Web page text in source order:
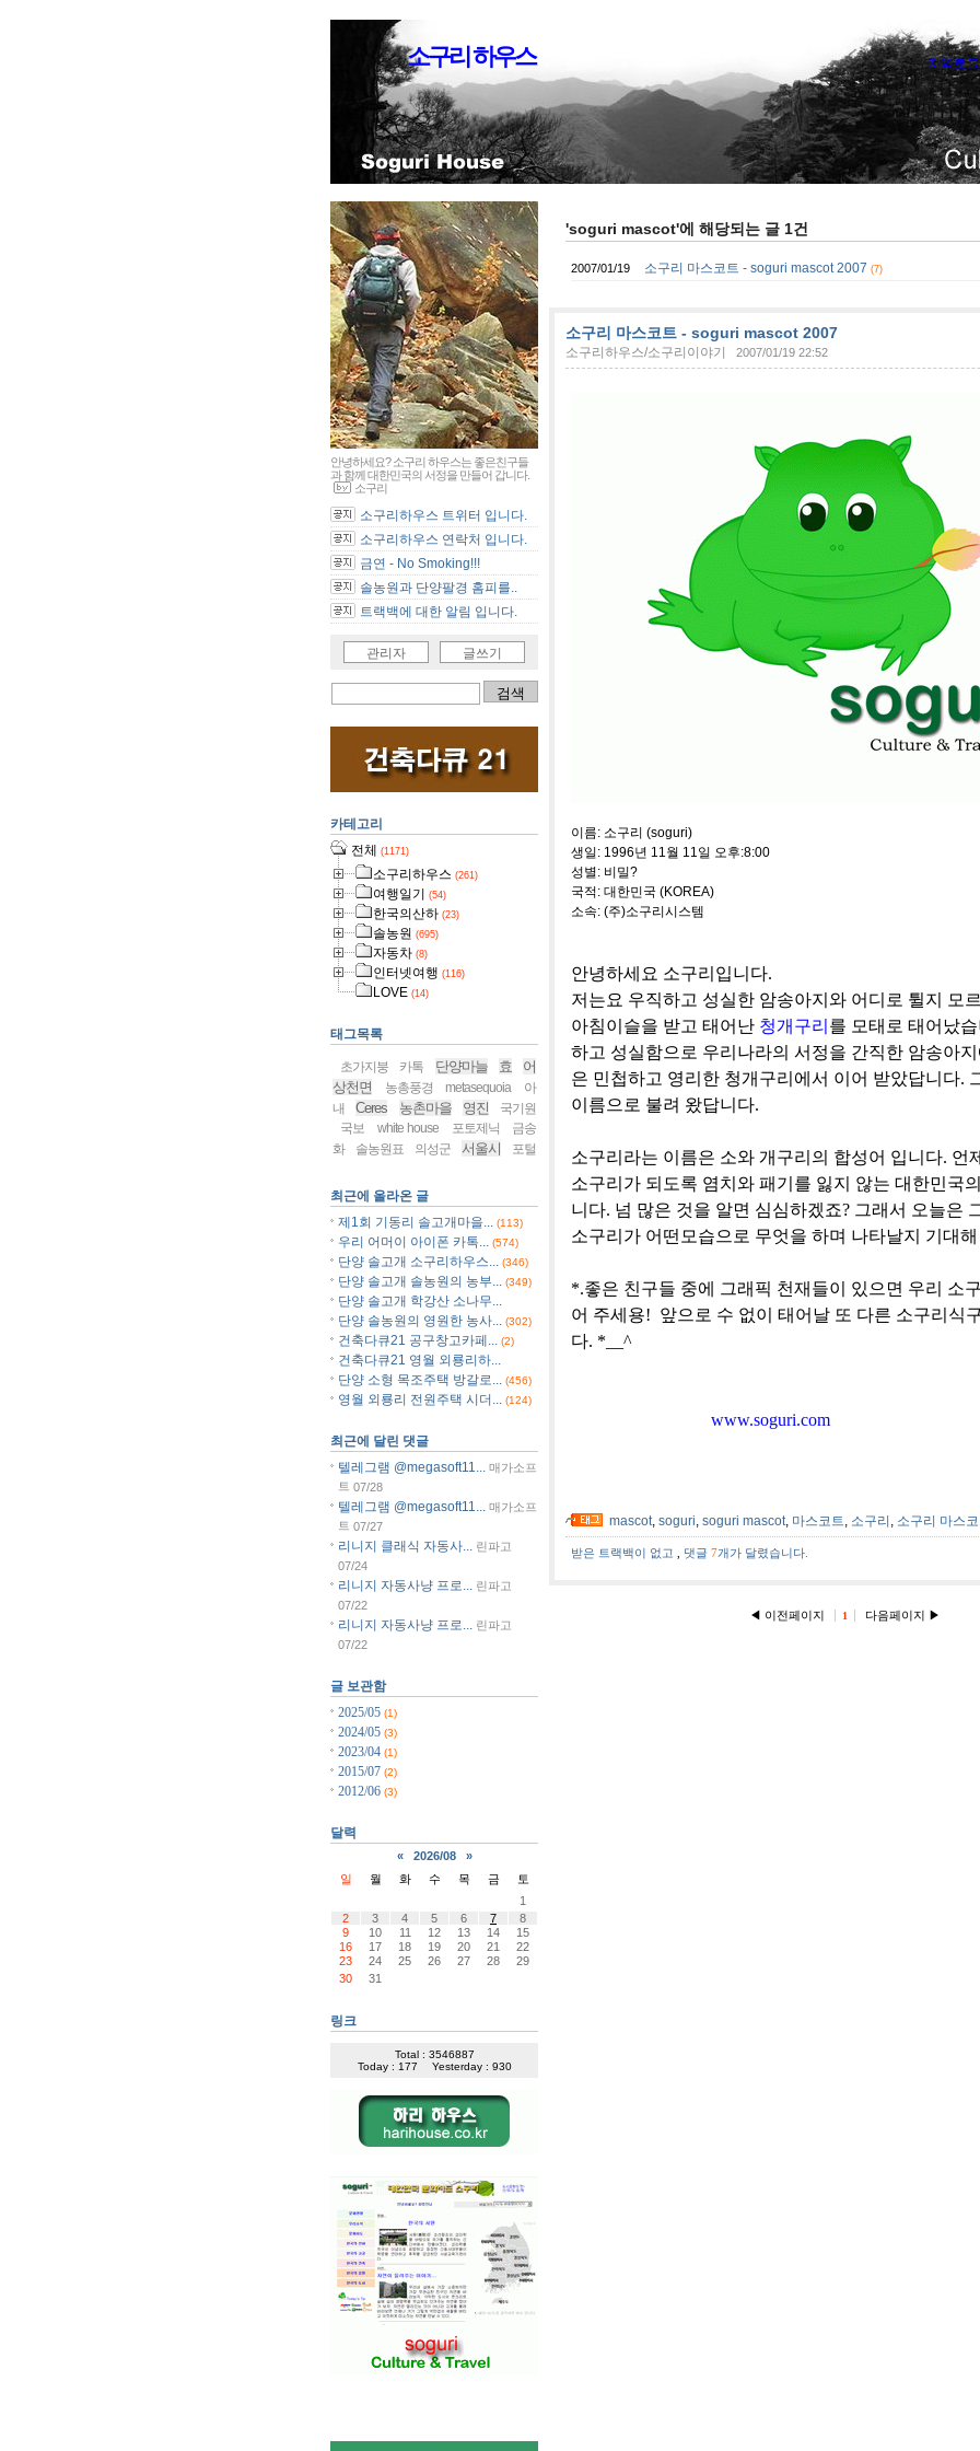
소구리 하우스 지역로그
'soguri mascot'에 해당되는 글 1건
2007/01/19 소구리 마스코트 - soguri mascot 2007 (7)
소구리 마스코트 - soguri mascot 2007
소구리하우스/소구리이야기 2007/01/19 22:52
이름: 소구리 (soguri)
생일: 1996년 11월 11일 오후:8:00
성별: 비밀?
국적: 대한민국 (KOREA)
소속: (주)소구리시스템
안녕하세요 소구리입니다.
저는요 우직하고 성실한 암송아지와 어디로 튈지
모
아침이슬을 받고 태어난 청개구리 를 모태로 태어났
하고 성실함으로 우리나라의 서정을 간직한 암송아
은 민첩하고 영리한 청개구리에서 이어 받았답니다.
이름으로 불려 왔답니다.
소구리라는 이름은 소와 개구리의 합성어 입니다. 언
소구리가 되도록 염치와 패기를 잃지 않는 대한민국
니다. 넘 많은 것을 알면 심심하겠죠? 그래서 오늘은
소구리가 어떤모습으로 무엇을 하며 나타날지 기대해
*.좋은 친구들 중에 그래픽 천재들이 있으면 우리 소
어 주세용! 앞으로 수 없이 태어날 또 다른 소구리식
다. *__^
www.soguri.com
mascot, soguri, soguri mascot, 마스코트, 소구리 , 소구리 마스
받은 트랙백이 없고 댓글 7개가 달렸습니다.
◀ 이전페이지 1 다음페이지 ▶
안녕하세요? 소구리 하우스는 좋은친구들
과 함께 대한민국의 서정을 만들어 갑니다.
소구리
소구리하우스 트위터 입니다.
소구리하우스 연락처 입니다.
금연 - No Smoking!!!
솔농원과 단양팔경 홈피를..
트랙백에 대한 알림 입니다.
관리자 글쓰기
카테고리
전체 (1171)
소구리하우스 (261)
여행일기 (54)
한국의산하 (23)
솔농원 (695)
자동차 (8)
인터넷여행 (116)
LOVE (14)
태그목록
초가지붕 카톡 단양마늘 효
어
상천면
농총풍경 metasequoia
아
내
Ceres 농촌마을 영진
국기원
국보
white house 포토제닉
금송
화
솔농원표 의성군 서울시 포털
최근에 올라온 글
제1회 기동리 솔고개마을...
(113)
우리 어머이 아이폰 카톡... (574)
단양 솔고개 소구리하우스... (346)
단양 솔고개 솔농원의 농부... (349)
단양 솔고개 학강산 소나무...
단양 솔농원의 영원한 농사...
(302)
건축다큐21 공구창고카페... (2)
건축다큐21 영월 외룡리하...
단양 소형 목조주택 방갈로...
(456)
영월 외룡리 전원주택 시더... (124)
최근에 달린 댓글
텔레그램 @megasoft11...
매가소프
트 07/28
텔레그램 @megasoft11... 매가소프
트 07/27
리니지 클래식 자동사...
린파고
07/24
리니지 자동사냥 프로...
린파고
07/22
리니지 자동사냥 프로...
린파고
07/22
글 보관함
2025/05 (1)
2024/05 (3)
2023/04 (1)
2015/07 (2)
2012/06 (3)
달력
« 2026/08
»
일
월 화 수 목 금
토
1
2
3 4 5 6 7
8
9
10 11 12 13 14
15
16
17 18 19 20 21
22
23
24 25 26 27 28
29
30
31
링크
Total : 3546887
Today : 177
Yesterday : 930